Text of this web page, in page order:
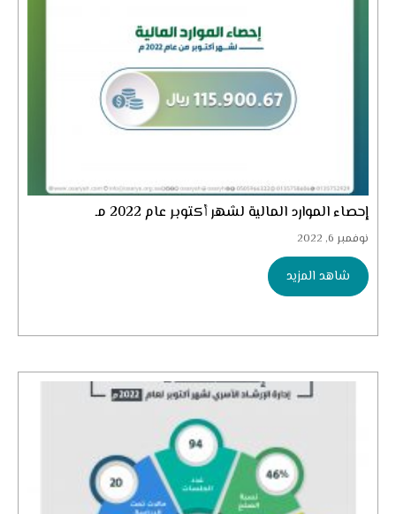
إحصاء الموارد المالية لشهر أكتوبر عام 2022 مـ
نوفمبر 6, 2022
شاهد المزيد